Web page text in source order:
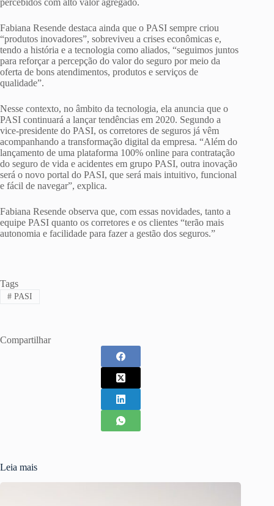
percebidos com alto valor agregado.
Fabiana Resende destaca ainda que o PASI sempre criou
“produtos inovadores”, sobreviveu a crises econômicas e,
tendo a história e a tecnologia como aliados, “seguimos juntos
para reforçar a percepção do valor do seguro por meio da
oferta de bons atendimentos, produtos e serviços de
qualidade”.
Nesse contexto, no âmbito da tecnologia, ela anuncia que o
PASI continuará a lançar tendências em 2020. Segundo a
vice-presidente do PASI, os corretores de seguros já vêm
acompanhando a transformação digital da empresa. “Além do
lançamento de uma plataforma 100% online para contratação
do seguro de vida e acidentes em grupo PASI, outra inovação
será o novo portal do PASI, que será mais intuitivo, funcional
e fácil de navegar”, explica.
Fabiana Resende observa que, com essas novidades, tanto a
equipe PASI quanto os corretores e os clientes “terão mais
autonomia e facilidade para fazer a gestão dos seguros.”
Tags
#PASI
Compartilhar
Leia mais